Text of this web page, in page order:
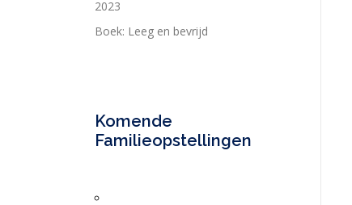
2023
Boek: Leeg en bevrijd
Komende
Familieopstellingen